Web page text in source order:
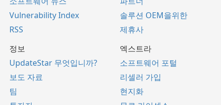
Vulnerability Index
RSS
솔루션 OEM을위한
제휴사
정보
UpdateStar 무엇입니까?
보도 자료
팀
엑스트라
소프트웨어 포털
리셀러 가입
현지화